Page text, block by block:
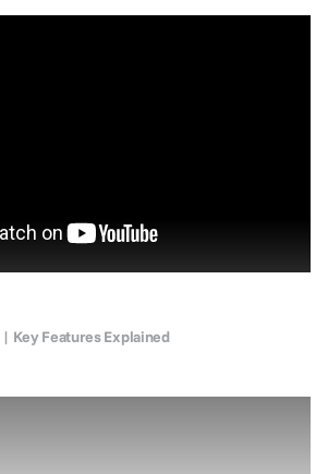
Key Features Explained